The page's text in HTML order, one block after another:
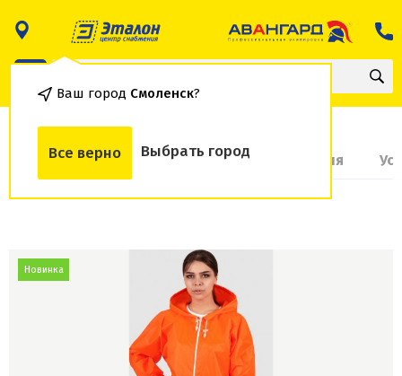
Ваш город Смоленск?
Все верно Выбрать город
О товаре Доставка и оплата Гарантия
Новинка